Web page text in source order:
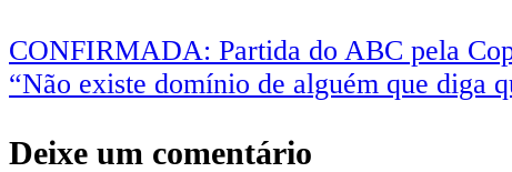
CONFIRMADA: Partida do ABC pela
“Não existe domínio de alguém que diga
Deixe um comentário